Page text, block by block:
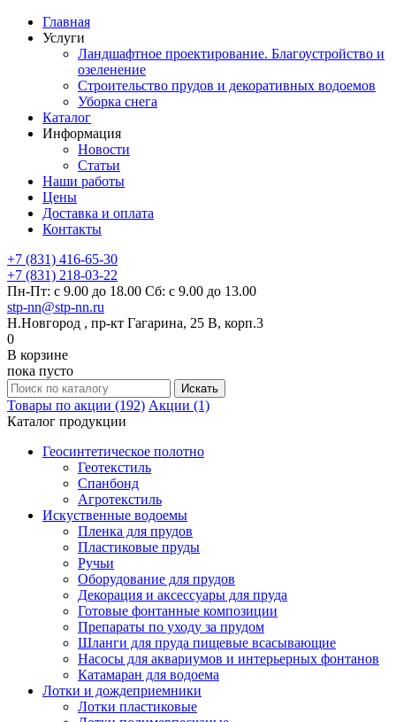
Главная
Услуги
Ландшафтное проектирование. Благоустройство и
озеленение
Строительство прудов и декоративных водоемов
Уборка снега
Каталог
Информация
Новости
Статьи
Наши работы
Цены
Доставка и оплата
Контакты
+7 (831) 416-65-30
+7 (831) 218-03-22
Пн-Пт: с 9.00 до 18.00 Сб: с 9.00 до 13.00
stp-nn@stp-nn.ru
Н.Новгород , пр-кт Гагарина, 25 В, корп.3
0
В корзине
пока пусто
Товары по акции (192) Акции (1)
Каталог продукции
Геосинтетическое полотно
Геотекстиль
Спанбонд
Агротекстиль
Искуственные водоемы
Пленка для прудов
Пластиковые пруды
Ручьи
Оборудование для прудов
Декорация и аксессуары для пруда
Готовые фонтанные композиции
Препараты по уходу за прудом
Шланги для пруда пищевые всасывающие
Насосы для аквариумов и интерьерных фонтанов
Катамаран для водоема
Лотки и дождеприемники
Лотки пластиковые